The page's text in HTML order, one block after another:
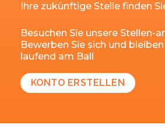
Ihre zukünftige Stelle finden
Besuchen Sie unsere Stellen-
Bewerben Sie sich und
laufend am Ball
KONTO ERSTELLEN